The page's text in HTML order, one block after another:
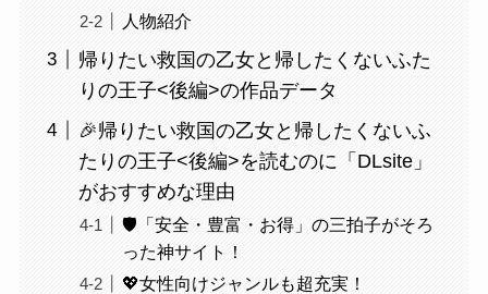
人物紹介
帰りたい救国の乙女と帰したくないふた
りの王子<後編>の作品データ
🎉帰りたい救国の乙女と帰したくないふ
たりの王子<後編>を読むのに「DLsite」
がおすすめな理由
🛡️「安全・豊富・お得」の三拍子がそろ
った神サイト！
💖女性向けジャンルも超充実！